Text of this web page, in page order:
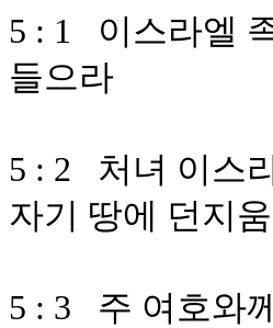
5 : 1 이스라엘
들으라
5 : 2 처녀 이스
자기 땅에 던지
5 : 3 주 여호와